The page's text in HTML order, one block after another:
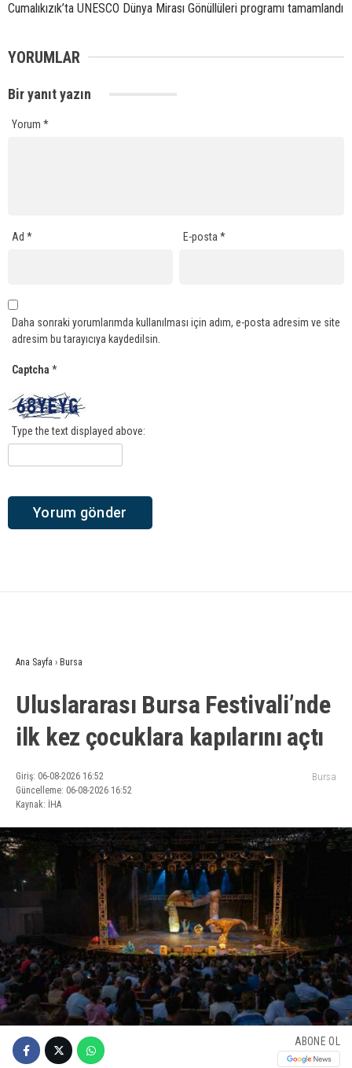
Cumalıkızık’ta UNESCO Dünya Mirası Gönüllüleri programı tamamlandı
YORUMLAR
Bir yanıt yazın
Yorum *
Ad * E-posta*
Daha sonraki yorumlarımda kullanılması için adım, e-posta adresim ve site
adresim bu tarayıcıya kaydedilsin.
Captcha *
Type the text displayed above:
Ana Sayfa › Bursa
Uluslararası Bursa Festivali’nde
ilk kez çocuklara kapılarını açtı
Giriş: 06-08-2026 16:52
Güncelleme: 06-08-2026 16:52
Kaynak: İHA
Bursa
ABONE OL